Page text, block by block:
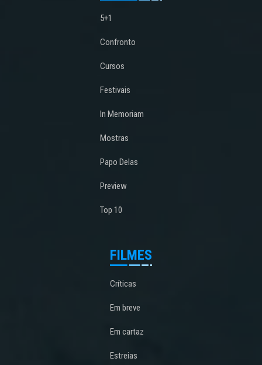
5+1
Confronto
Cursos
Festivais
In Memoriam
Mostras
Papo Delas
Preview
Top 10
FILMES
Críticas
Em breve
Em cartaz
Estreias